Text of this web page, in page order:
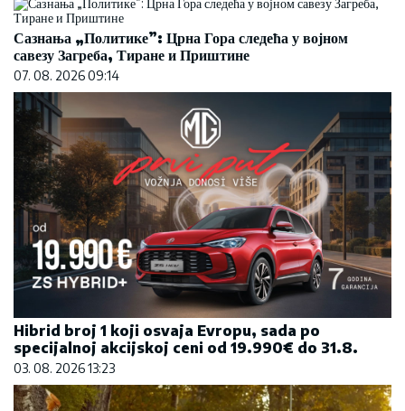
Сазнања „Политике”: Црна Гора следећа у војном
савезу Загреба, Тиране и Приштине
07. 08. 2026 09:14
Hibrid broj 1 koji osvaja Evropu, sada po
specijalnoj akcijskoj ceni od 19.990€ do 31.8.
03. 08. 2026 13:23